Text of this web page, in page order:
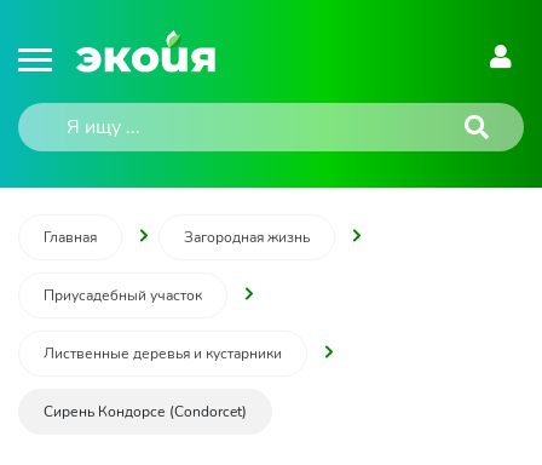
Главная Загородная жизнь
Приусадебный участок
Лиственные деревья и кустарники
Сирень Кондорсе (Condorcet)